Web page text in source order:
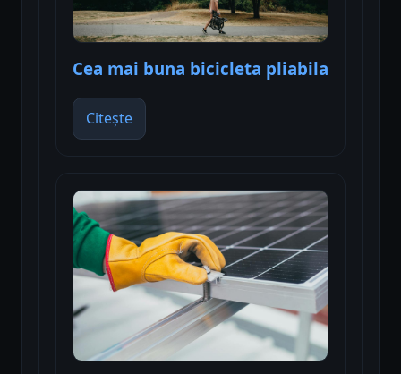
Cea mai buna bicicleta pliabila
Citește